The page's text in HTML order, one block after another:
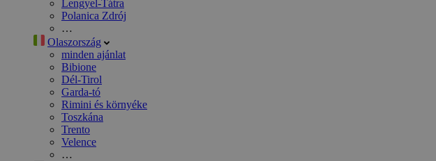
Lengyel-Tátra
Polanica Zdrój
…
Olaszország
minden ajánlat
Bibione
Dél-Tirol
Garda-tó
Rimini és környéke
Toszkána
Trento
Velence
…